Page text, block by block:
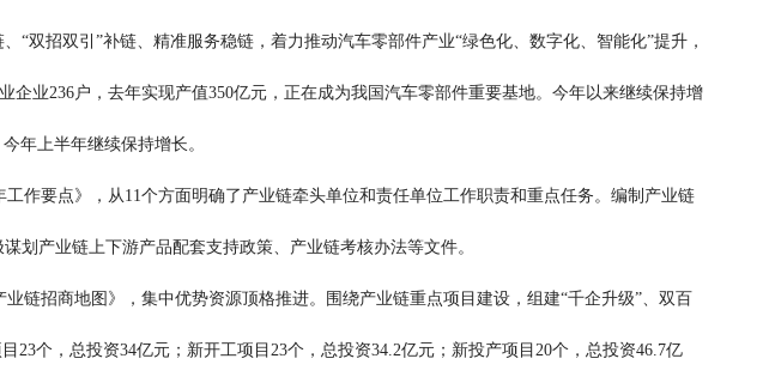
双招双引”补链、精准服务稳链，着力推动汽车零部件产业“绿色化、数字化、智能化”提升，
业236户，去年实现产值350亿元，正在成为我国汽车零部件重要基地。今年以来继续保持增
年上半年继续保持增长。
要点》，从11个方面明确了产业链牵头单位和责任单位工作职责和重点任务。编制产业链
划产业链上下游产品配套支持政策、产业链考核办法等文件。
招商地图》，集中优势资源顶格推进。围绕产业链重点项目建设，组建“千企升级”、双百
个，总投资34亿元；新开工项目23个，总投资34.2亿元；新投产项目20个，总投资46.7亿